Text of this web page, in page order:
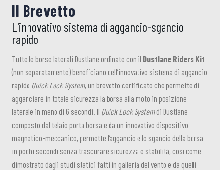
Il Brevetto
L'innovativo sistema di aggancio-sgancio
rapido
Tutte le borse laterali Dustlane ordinate con il Dustlane Riders Kit
(non separatamente) beneficiano dell’innovativo sistema di aggancio
rapido Quick Lock System, un brevetto certificato che permette di
agganciare in totale sicurezza la borsa alla moto in posizione
laterale in meno di 6 secondi. Il Quick Lock Systemdi Dustlane
composto dal telaio porta borsa e da un innovativo dispositivo
magnetico-meccanico, permette l’aggancio e lo sgancio della borsa
in pochi secondi senza trascurare sicurezza e stabilità, così come
dimostrato dagli studi statici fatti in galleria del vento e da quelli